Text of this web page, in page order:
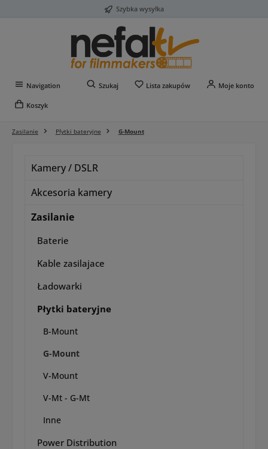
Szybka wysyłka
Navigation Szukaj Lista zakupówMasz 0 przedmioty na
Moje konto
Koszyk
Zasilanie Płytki bateryjne G-Mount
Kamery / DSLR
Akcesoria kamery
Zasilanie
Baterie
Kable zasilajace
Ładowarki
Płytki bateryjne
B-Mount
G-Mount
V-Mount
V-Mt - G-Mt
Inne
Power Distribution